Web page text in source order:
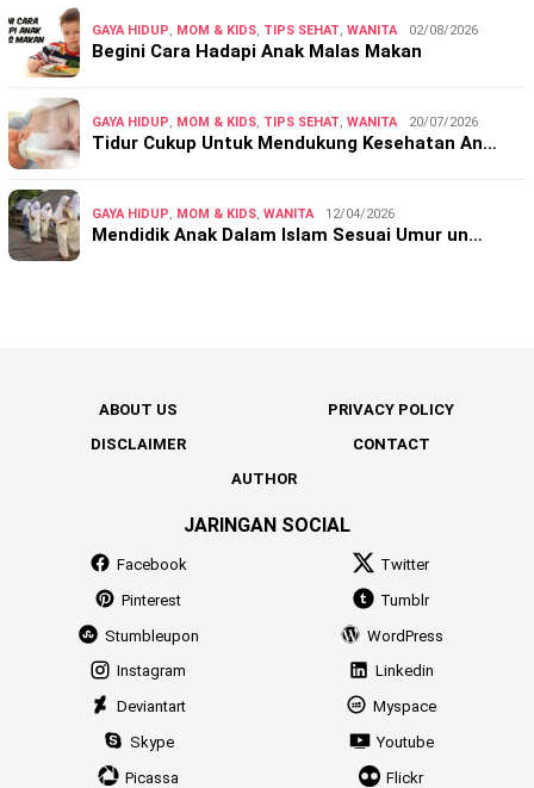
GAYA HIDUP, MOM & KIDS, TIPS SEHAT, WANITA 02/08/2026
Begini Cara Hadapi Anak Malas Makan
GAYA HIDUP, MOM & KIDS, TIPS SEHAT, WANITA 20/07/2026
Tidur Cukup Untuk Mendukung Kesehatan An…
GAYA HIDUP, MOM & KIDS, WANITA 12/04/2026
Mendidik Anak Dalam Islam Sesuai Umur un…
ABOUT US
PRIVACY POLICY
DISCLAIMER
CONTACT
AUTHOR
JARINGAN SOCIAL
Facebook
Twitter
Pinterest
Tumblr
Stumbleupon
WordPress
Instagram
Linkedin
Deviantart
Myspace
Skype
Youtube
Picassa
Flickr